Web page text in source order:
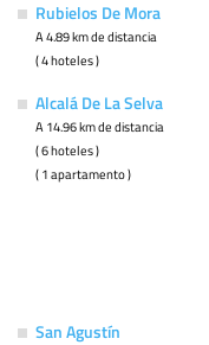
Rubielos De Mora
A 4.89 km de distancia
( 4 hoteles )
Alcalá De La Selva
A 14.96 km de distancia
( 6 hoteles )
( 1 apartamento )
San Agustín